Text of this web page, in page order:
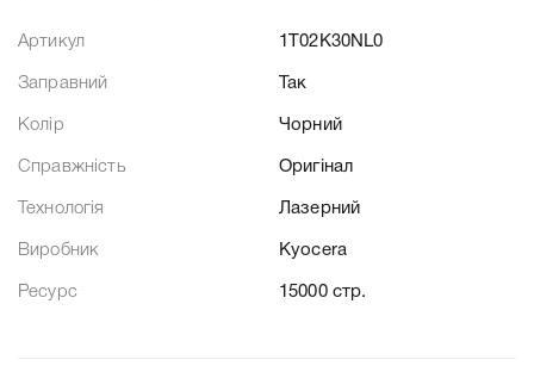
Артикул 1T02K30NL0
Заправний Так
Колір Чорний
Справжність Оригінал
Технологія Лазерний
Виробник Kyocera
Ресурс 15000 стр.